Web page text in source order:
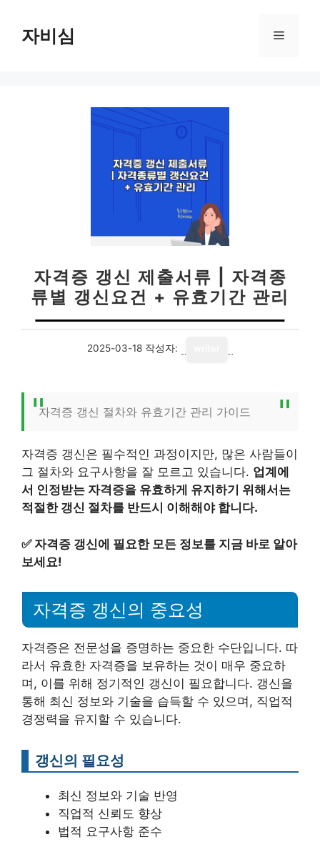
자비심 메
자격증 갱신 제출서류 | 자격종
류별 갱신요건 + 유효기간 관리
2025-03-18 작성자:
자격증 갱신 절차와 유효기간 관리 가이드
자격증 갱신은 필수적인 과정이지만, 많은 사람들이
그 절차와 요구사항을 잘 모르고 있습니다. 업계에
서 인정받는 자격증을 유효하게 유지하기 위해서는
적절한 갱신 절차를 반드시 이해해야 합니다.
✅ 자격증 갱신에 필요한 모든 정보를 지금 바로 알아
보세요!
자격증 갱신의 중요성
자격증은 전문성을 증명하는 중요한 수단입니다. 따
라서 유효한 자격증을 보유하는 것이 매우 중요하
며, 이를 위해 정기적인 갱신이 필요합니다. 갱신을
통해 최신 정보와 기술을 습득할 수 있으며, 직업적
경쟁력을 유지할 수 있습니다.
갱신의 필요성
최신 정보와 기술 반영
직업적 신뢰도 향상
법적 요구사항 준수